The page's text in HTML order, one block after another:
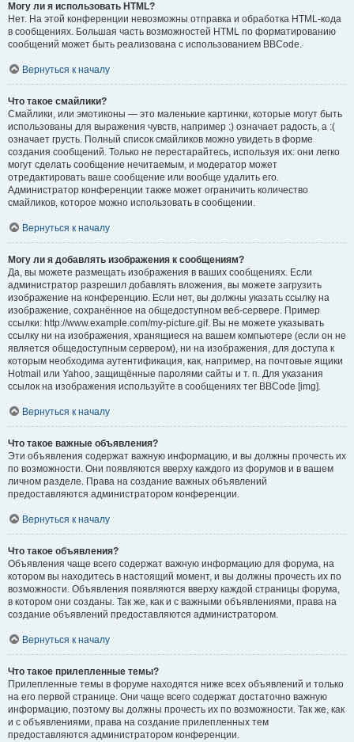
Могу ли я использовать HTML?
Нет. На этой конференции невозможны отправка и обработка HTML-кода
в сообщениях. Большая часть возможностей HTML по форматированию
сообщений может быть реализована с использованием BBCode.
Вернуться к началу
Что такое смайлики?
Смайлики, или эмотиконы — это маленькие картинки, которые могут быть
использованы для выражения чувств, например :) означает радость, а :(
означает грусть. Полный список смайликов можно увидеть в форме
создания сообщений. Только не перестарайтесь, используя их: они легко
могут сделать сообщение нечитаемым, и модератор может
отредактировать ваше сообщение или вообще удалить его.
Администратор конференции также может ограничить количество
смайликов, которое можно использовать в сообщении.
Вернуться к началу
Могу ли я добавлять изображения к сообщениям?
Да, вы можете размещать изображения в ваших сообщениях. Если
администратор разрешил добавлять вложения, вы можете загрузить
изображение на конференцию. Если нет, вы должны указать ссылку на
изображение, сохранённое на общедоступном веб-сервере. Пример
ссылки: http://www.example.com/my-picture.gif. Вы не можете указывать
ссылку ни на изображения, хранящиеся на вашем компьютере (если он не
является общедоступным сервером), ни на изображения, для доступа к
которым необходима аутентификация, как, например, на почтовые ящики
Hotmail или Yahoo, защищённые паролями сайты и т. п. Для указания
ссылок на изображения используйте в сообщениях тег BBCode [img].
Вернуться к началу
Что такое важные объявления?
Эти объявления содержат важную информацию, и вы должны прочесть их
по возможности. Они появляются вверху каждого из форумов и в вашем
личном разделе. Права на создание важных объявлений
предоставляются администратором конференции.
Вернуться к началу
Что такое объявления?
Объявления чаще всего содержат важную информацию для форума, на
котором вы находитесь в настоящий момент, и вы должны прочесть их по
возможности. Объявления появляются вверху каждой страницы форума,
в котором они созданы. Так же, как и с важными объявлениями, права на
создание объявлений предоставляются администратором.
Вернуться к началу
Что такое прилепленные темы?
Прилепленные темы в форуме находятся ниже всех объявлений и только
на его первой странице. Они чаще всего содержат достаточно важную
информацию, поэтому вы должны прочесть их по возможности. Так же, как
и с объявлениями, права на создание прилепленных тем
предоставляются администратором конференции.